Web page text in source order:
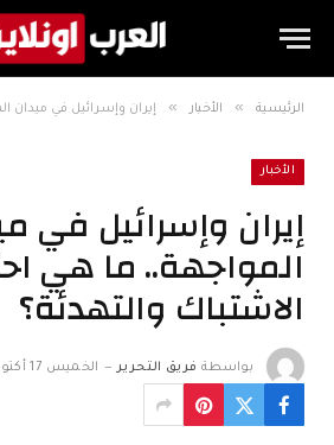
الرئيسية » الأخبار » إيران وإسرائيل في ميدان
الأخبار
إيران وإسرائيل في
المواجهة.. ما هي
الاشتباك والتهدئة؟
بواسطة فريق التحرير الخميس 17 أكتوبر 12:26 ص